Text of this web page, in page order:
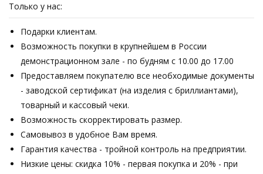
Только у нас:
Подарки клиентам.
Возможность покупки в крупнейшем в России
демонстрационном зале - по будням с 10.00 до 17.00
Предоставляем покупателю все необходимые документы
- заводской сертификат (на изделия с бриллиантами),
товарный и кассовый чеки.
Возможность скорректировать размер.
Самовывоз в удобное Вам время.
Гарантия качества - тройной контроль на предприятии.
Низкие цены: скидка 10% - первая покупка и 20% - при